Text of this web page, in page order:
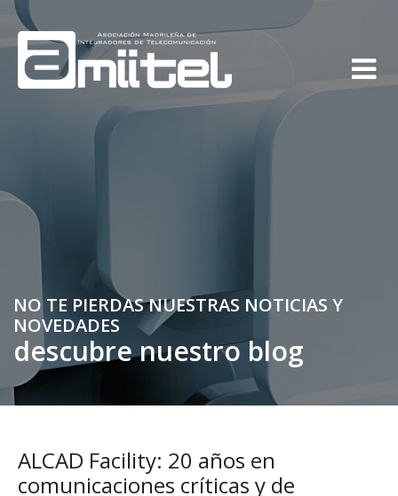
NO TE PIERDAS NUESTRAS NOTICIAS Y
NOVEDADES
descubre nuestro blog
ALCAD Facility: 20 años en
comunicaciones críticas y de